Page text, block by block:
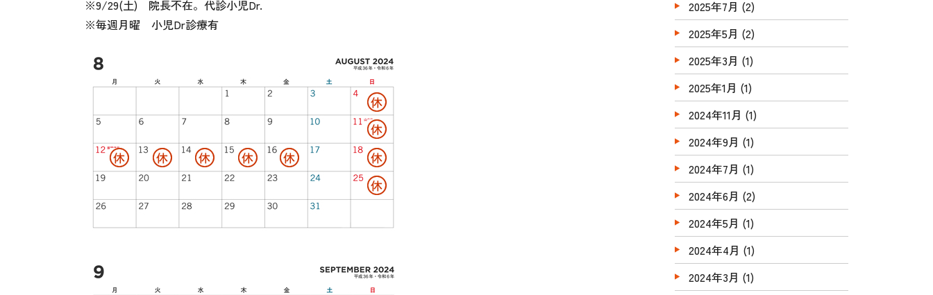
※9/29(土) 院長不在。代診小児Dr.
※毎週月曜 小児Dr診療有
2025年7月 (2)
2025年5月 (2)
2025年3月 (1)
2025年1月 (1)
2024年11月 (1)
2024年9月 (1)
2024年7月 (1)
2024年6月 (2)
2024年5月 (1)
2024年4月 (1)
2024年3月 (1)